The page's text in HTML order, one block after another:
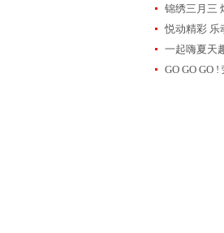
锦绣三月三
悦动精彩 乐
一起嗨夏天
GO GO GO